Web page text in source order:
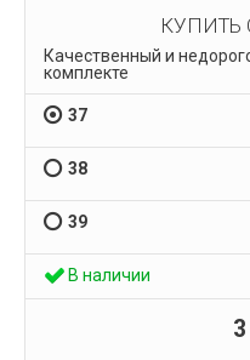
КУПИТЬ
Качественный и
комплекте
37
38
39
В наличии